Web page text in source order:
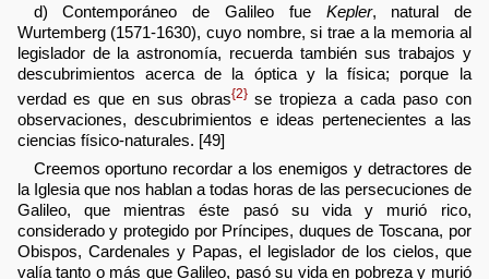
d) Contemporáneo de Galileo fue Kepler, natural de
Wurtemberg (1571-1630), cuyo nombre, si trae a la memoria al
legislador de la astronomía, recuerda también sus trabajos y
descubrimientos acerca de la óptica y la física; porque la
verdad es que en sus obras{2}se tropieza a cada paso con
observaciones, descubrimientos e ideas pertenecientes a las
ciencias físico-naturales. [49]
Creemos oportuno recordar a los enemigos y detractores de
la Iglesia que nos hablan a todas horas de las persecuciones de
Galileo, que mientras éste pasó su vida y murió rico,
considerado y protegido por Príncipes, duques de Toscana, por
Obispos, Cardenales y Papas, el legislador de los cielos, que
valía tanto o más que Galileo, pasó su vida en pobreza y murió